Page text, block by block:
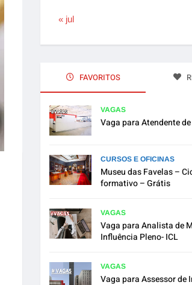
« jul
FAVORITOS
VAGAS
Vaga para Atendente
CURSOS E OFICINAS
Museu das Favelas –
formativo – Grátis
VAGAS
Vaga para Analista de
Influência Pleno- ICL
VAGAS
Vaga para Assessor de